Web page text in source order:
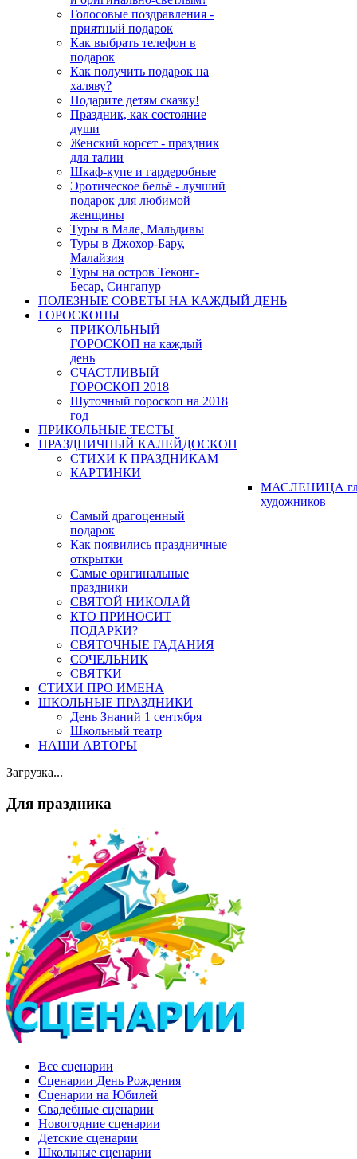
Голосовые поздравления -
приятный подарок
Как выбрать телефон в
подарок
Как получить подарок на
халяву?
Подарите детям сказку!
Праздник, как состояние
души
Женский корсет - праздник
для талии
Шкаф-купе и гардеробные
Эротическое бельё - лучший
подарок для любимой
женщины
Туры в Мале, Мальдивы
Туры в Джохор-Бару,
Малайзия
Туры на остров Теконг-
Бесар, Сингапур
ПОЛЕЗНЫЕ СОВЕТЫ НА КАЖДЫЙ ДЕНЬ
ГОРОСКОПЫ
ПРИКОЛЬНЫЙ
ГОРОСКОП на каждый
день
СЧАСТЛИВЫЙ
ГОРОСКОП 2018
Шуточный гороскоп на 2018
год
ПРИКОЛЬНЫЕ ТЕСТЫ
ПРАЗДНИЧНЫЙ КАЛЕЙДОСКОП
СТИХИ К ПРАЗДНИКАМ
КАРТИНКИ
МАСЛЕНИЦА
художников
Самый драгоценный
подарок
Как появились праздничные
открытки
Самые оригинальные
праздники
СВЯТОЙ НИКОЛАЙ
КТО ПРИНОСИТ
ПОДАРКИ?
СВЯТОЧНЫЕ ГАДАНИЯ
СОЧЕЛЬНИК
СВЯТКИ
СТИХИ ПРО ИМЕНА
ШКОЛЬНЫЕ ПРАЗДНИКИ
День Знаний 1 сентября
Школьный театр
НАШИ АВТОРЫ
Загрузка...
Для праздника
Все сценарии
Сценарии День Рождения
Сценарии на Юбилей
Свадебные сценарии
Новогодние сценарии
Детские сценарии
Школьные сценарии